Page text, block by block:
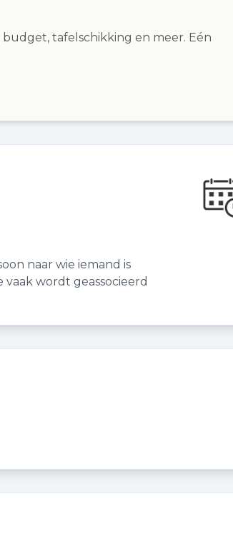
tafelschikking en meer. Eén
naar wie iemand is
wordt geassocieerd